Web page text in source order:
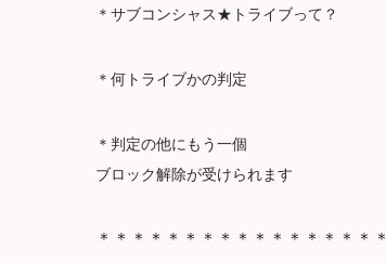
＊サブコンシャス★トライブって？
＊何トライブかの判定
＊判定の他にもう一個
ブロック解除が受けられます
＊＊＊＊＊＊＊＊＊＊＊＊＊＊＊＊＊